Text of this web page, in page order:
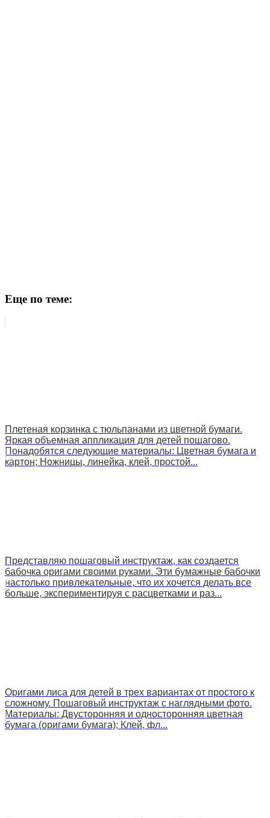
Еще по теме:
Плетеная корзинка с тюльпанами из цветной бумаги.
Яркая объемная аппликация для детей пошагово.
Понадобятся следующие материалы: Цветная бумага и
картон; Ножницы, линейка, клей, простой...
Представляю пошаговый инструктаж, как создается
бабочка оригами своими руками. Эти бумажные бабочки
настолько привлекательные, что их хочется делать все
больше, экспериментируя с расцветками и раз...
Оригами лиса для детей в трех вариантах от простого к
сложному. Пошаговый инструктаж с наглядными фото.
Материалы: Двусторонняя и односторонняя цветная
бумага (оригами бумага); Клей, фл...